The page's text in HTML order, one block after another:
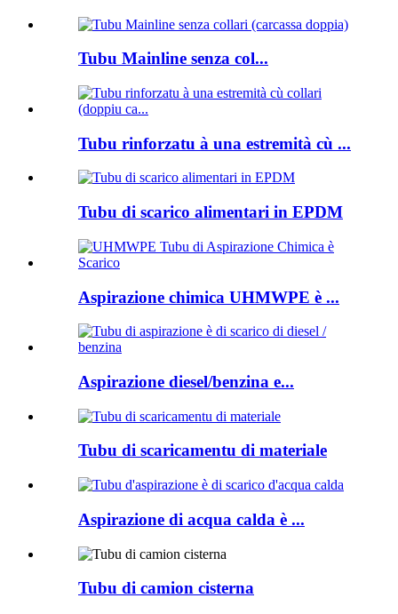
Tubu Mainline senza col...
Tubu rinforzatu à una estremità cù ...
Tubu di scarico alimentari in EPDM
Aspirazione chimica UHMWPE è ...
Aspirazione diesel/benzina e...
Tubu di scaricamentu di materiale
Aspirazione di acqua calda è ...
Tubu di camion cisterna